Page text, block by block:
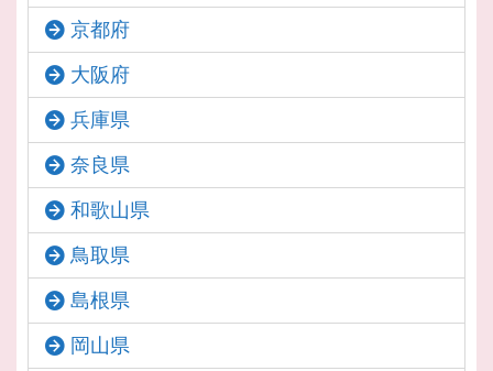
京都府
大阪府
兵庫県
奈良県
和歌山県
鳥取県
島根県
岡山県